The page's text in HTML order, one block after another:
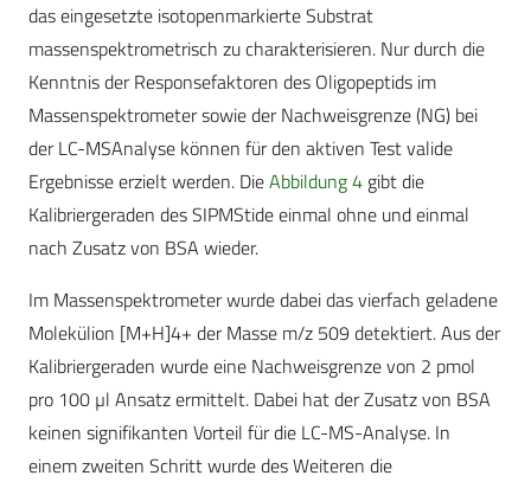
das eingesetzte isotopenmarkierte Substrat
massenspektrometrisch zu charakterisieren. Nur durch die
Kenntnis der Responsefaktoren des Oligopeptids im
Massenspektrometer sowie der Nachweisgrenze (NG) bei
der LC-MSAnalyse können für den aktiven Test valide
Ergebnisse erzielt werden. DieAbbildung 4 gibt die
Kalibriergeraden des SIPMStide einmal ohne und einmal
nach Zusatz von BSA wieder.
Im Massenspektrometer wurde dabei das vierfach geladene
Molekülion [M+H]4+ der Masse m/z 509 detektiert. Aus der
Kalibriergeraden wurde eine Nachweisgrenze von 2 pmol
pro 100 µl Ansatz ermittelt. Dabei hat der Zusatz von BSA
keinen signifikanten Vorteil für die LC-MS-Analyse. In
einem zweiten Schritt wurde des Weiteren die